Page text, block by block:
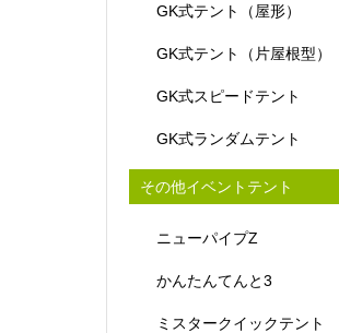
GK式テント（屋形）
GK式テント（片屋根型）
GK式スピードテント
GK式ランダムテント
その他イベントテント
ニューパイプZ
かんたんてんと3
ミスタークイックテント